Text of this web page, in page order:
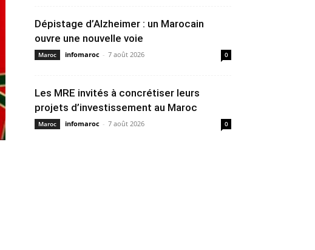
Dépistage d’Alzheimer : un Marocain
ouvre une nouvelle voie
Maroc infomaroc - 7 août 2026 0
Les MRE invités à concrétiser leurs
projets d’investissement au Maroc
Maroc infomaroc - 7 août 2026 0